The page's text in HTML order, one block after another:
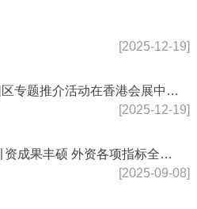
[2025-12-19]
[2025-12-19]
第二十八届京港洽谈会朝阳区专题推介活动在香港会展中心举办
[2025-09-08]
2025年上半年朝阳区招商引资成果丰硕 外资各项指标全市居首